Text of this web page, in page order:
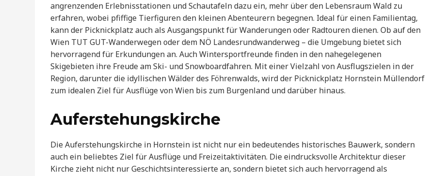
angrenzenden Erlebnisstationen und Schautafeln dazu ein, mehr über den Lebensraum Wald zu
erfahren, wobei pfiffige Tierfiguren den kleinen Abenteurern begegnen. Ideal für einen Familientag,
kann der Picknickplatz auch als Ausgangspunkt für Wanderungen oder Radtouren dienen. Ob auf den
Wien TUT GUT-Wanderwegen oder dem NÖ Landesrundwanderweg – die Umgebung bietet sich
hervorragend für Erkundungen an. Auch Wintersportfreunde finden in den nahegelegenen
Skigebieten ihre Freude am Ski- und Snowboardfahren. Mit einer Vielzahl von Ausflugszielen in der
Region, darunter die idyllischen Wälder des Föhrenwalds, wird der Picknickplatz Hornstein Müllendorf
zum idealen Ziel für Ausflüge von Wien bis zum Burgenland und darüber hinaus.
Auferstehungskirche
Die Auferstehungskirche in Hornstein ist nicht nur ein bedeutendes historisches Bauwerk, sondern
auch ein beliebtes Ziel für Ausflüge und Freizeitaktivitäten. Die eindrucksvolle Architektur dieser
Kirche zieht nicht nur Geschichtsinteressierte an, sondern bietet sich auch hervorragend als